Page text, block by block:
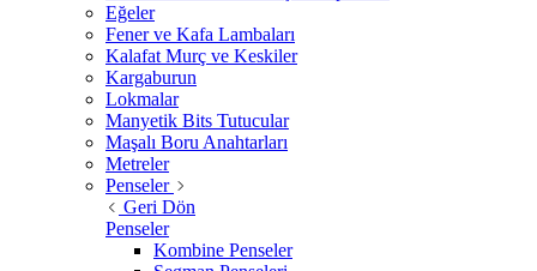
Eğeler
Fener ve Kafa Lambaları
Kalafat Murç ve Keskiler
Kargaburun
Lokmalar
Manyetik Bits Tutucular
Maşalı Boru Anahtarları
Metreler
Penseler
Geri Dön
Penseler
Kombine Penseler